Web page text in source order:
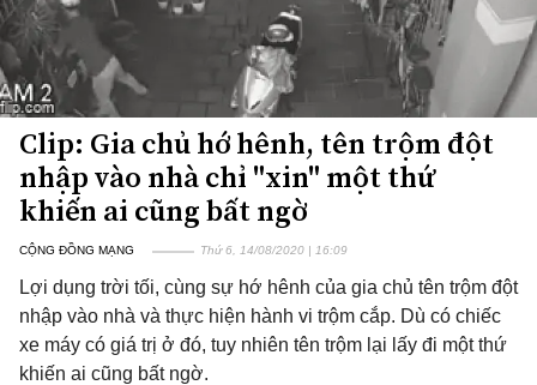
Clip: Gia chủ hớ hênh, tên trộm đột
nhập vào nhà chỉ "xin" một thứ
khiến ai cũng bất ngờ
CỘNG ĐỒNG MẠNG Thứ 6, 14/08/2020 | 16:09
Lợi dụng trời tối, cùng sự hớ hênh của gia chủ tên trộm đột
nhập vào nhà và thực hiện hành vi trộm cắp. Dù có chiếc
xe máy có giá trị ở đó, tuy nhiên tên trộm lại lấy đi một thứ
khiến ai cũng bất ngờ.